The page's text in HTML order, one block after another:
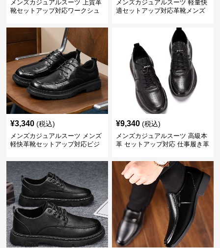
メンズカジュアルスーツ 上質革
靴セットアップ対応ワークシュ
メンズカジュアルスーツ 軽量快
適セットアップ対応革靴メンズ
¥3,340 (税込)
メンズカジュアルスーツ メンズ
軽快革靴セットアップ対応ビジ
¥9,340 (税込)
メンズカジュアルスーツ 高級本
革 セットアップ対応 仕事履き革